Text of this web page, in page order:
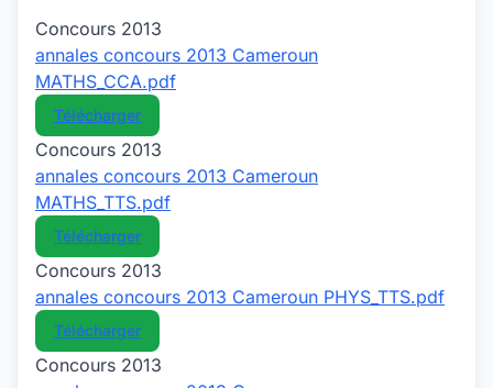
Concours 2013
annales concours 2013 Cameroun
MATHS_CCA.pdf
Télécharger
Concours 2013
annales concours 2013 Cameroun
MATHS_TTS.pdf
Télécharger
Concours 2013
annales concours 2013 Cameroun PHYS_TTS.pdf
Télécharger
Concours 2013